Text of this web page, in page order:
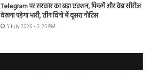
Telegram पर सरकार का बड़ा एक्शन, फिल्में और वेब सीरीज
देखना पड़ेगा भारी, तीन दिनों में दूसरा नोटिस
5 July 2026 - 2:25 PM